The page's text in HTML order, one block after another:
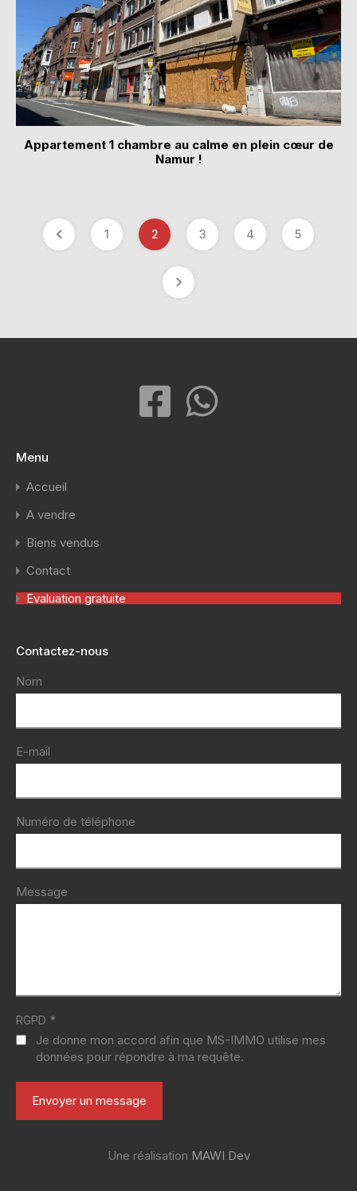
Appartement 1 chambre au calme en plein cœur de
Namur !
1 2 3 4 5
Menu
Accueil
A vendre
Biens vendus
Contact
Evaluation gratuite
Contactez-nous
Nom
E-mail
Numéro de téléphone
Message
RGPD *
Je donne mon accord afin que MS-IMMO utilise mes
données pour répondre à ma requête.
Une réalisation MAWI Dev